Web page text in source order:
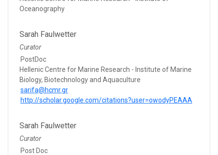
Oceanography
Sarah Faulwetter
Curator
PostDoc
Hellenic Centre for Marine Research - Institute of Marine
Biology, Biotechnology and Aquaculture
sarifa@hcmr.gr
http://scholar.google.com/citations?user=owodyPEAAA
Sarah Faulwetter
Curator
Post Doc